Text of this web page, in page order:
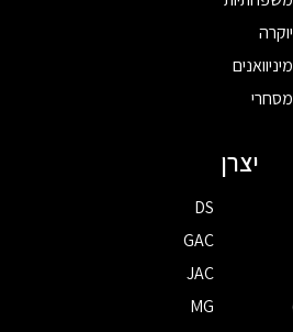
יוקרה
מיניוואנים
מסחרי
יצרן
DS
GAC
JAC
MG